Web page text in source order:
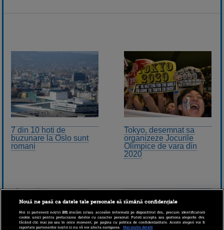
7 din 10 hoti de
buzunare la Oslo sunt
romani
Tokyo, desemnat sa
organizeze Jocurile
Olimpice de vara din
2020
Nouă ne pasă ca datele tale personale să rămână confidențiale
Noi și partenerii noștri201stocăm și/sau accesăm informații pe dispozitivul dvs., precum identificatorii
cookie unici pentru prelucrarea datelor cu caracter personal. Puteți accepta sau gestiona alegerile dvs.
făcând clic mai jos sau în orice moment, pe pagina cu politica de confidențialitate. Aceste alegeri vor fi
raportate partenerilor noștri și nu vă vor afecta navigarea.
Mai multe detalii